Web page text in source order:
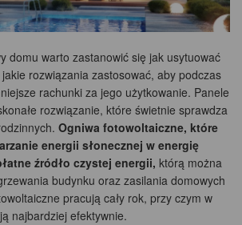
domu warto zastanowić się jak usytuować
rozwiązania zastosować, aby podczas
rachunki za jego użytkowanie. Panele
rozwiązanie, które świetnie sprawdza
Ogniwa fotowoltaiczne, które
energii słonecznej w energię
źródło czystej energii, którą można
budynku oraz zasilania domowych
pracują cały rok, przy czym w
najbardziej efektywnie.